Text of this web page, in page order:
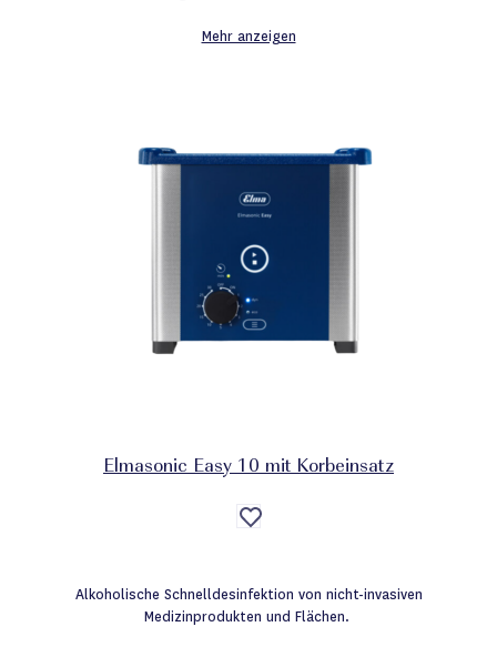
Mehr anzeigen
Elmasonic Easy 10 mit Korbeinsatz
Auf
die
Alkoholische Schnelldesinfektion von nicht-invasiven
Medizinprodukten und Flächen.